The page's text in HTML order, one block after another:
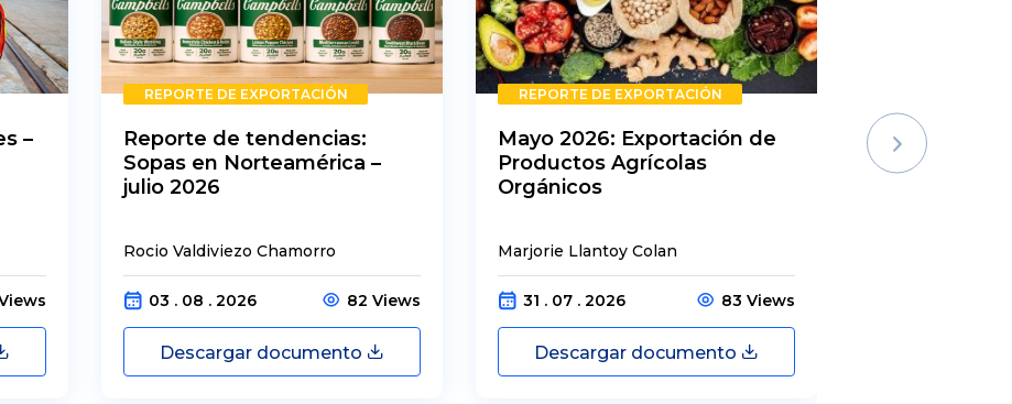
–
REPORTE DE EXPORTACIÓN
Reporte de tendencias:
Sopas en Norteamérica –
julio 2026
Rocio Valdiviezo Chamorro
03 . 08 . 2026 82 Views
Descargar documento
REPORTE DE EXPORTACIÓN
Mayo 2026: Exportación de
Productos Agrícolas
Orgánicos
Marjorie Llantoy Colan
31 . 07 . 2026 83 Views
Descargar documento
Rechazos
Semestre